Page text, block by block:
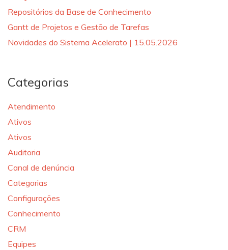
Repositórios da Base de Conhecimento
Gantt de Projetos e Gestão de Tarefas
Novidades do Sistema Acelerato | 15.05.2026
Categorias
Atendimento
Ativos
Ativos
Auditoria
Canal de denúncia
Categorias
Configurações
Conhecimento
CRM
Equipes